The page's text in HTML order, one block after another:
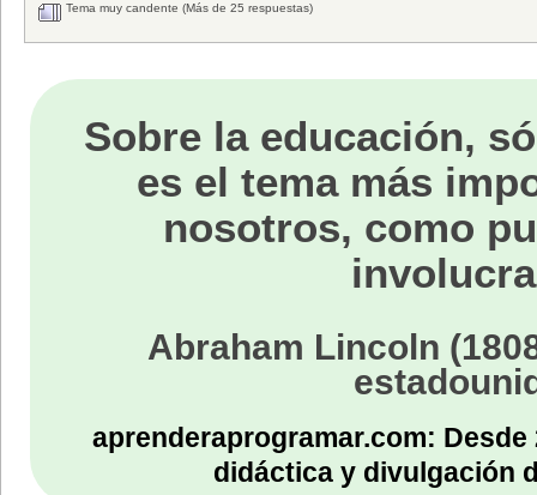
Tema muy candente (Más de 25 respuestas)
Sobre la educación,
es el tema más
nosotros, como
Abraham Lincoln
aprenderaprogramar.com:
didáctica y divulgación